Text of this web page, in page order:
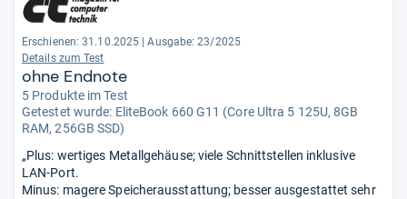
Erschienen: 31.10.2025
Ausgabe: 23/2025
Details zum Test
ohne Endnote
5 Produkte im Test
Getestet wurde: EliteBook 660 G11 (Core Ultra 5 125U, 8GB
RAM, 256GB SSD)
„Plus: wertiges Metallgehäuse; viele Schnittstellen inklusive
LAN-Port.
Minus: magere Speicherausstattung; besser ausgestattet sehr